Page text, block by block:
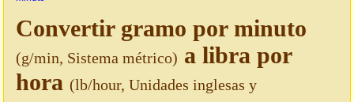
Convertir gramo por minuto
(g/min, Sistema métrico) a libra por
hora (lb/hour, Unidades inglesas y